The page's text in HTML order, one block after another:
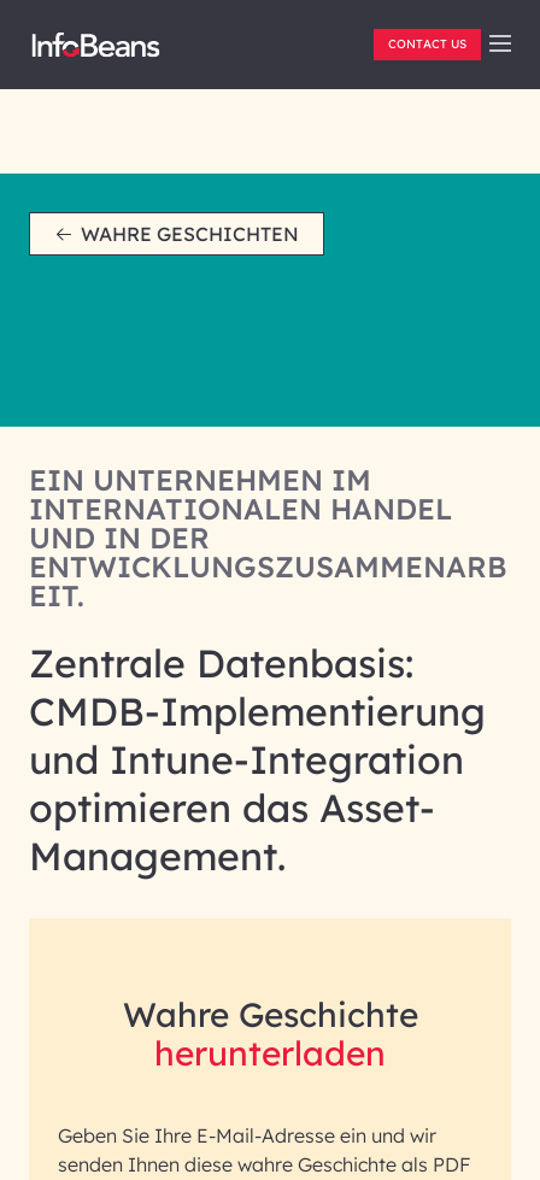
CONTACT US
WAHRE GESCHICHTEN
EIN UNTERNEHMEN IM
INTERNATIONALEN HANDEL
UND IN DER
ENTWICKLUNGSZUSAMMENARB
EIT.
Zentrale Datenbasis:
CMDB-Implementierung
und Intune-Integration
optimieren das Asset-
Management.
Wahre Geschichte
herunterladen
Geben Sie Ihre E-Mail-Adresse ein und wir
senden Ihnen diese wahre Geschichte als PDF